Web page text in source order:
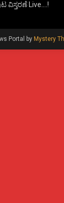
ವಿಸ್ತರಣೆ Live….!
Portal by Mystery